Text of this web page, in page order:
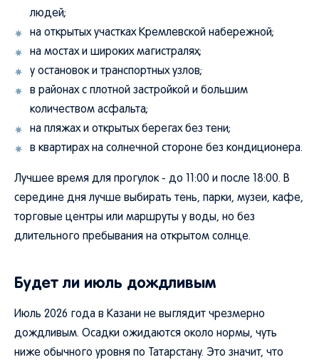
людей;
на открытых участках Кремлевской набережной;
на мостах и широких магистралях;
у остановок и транспортных узлов;
в районах с плотной застройкой и большим
количеством асфальта;
на пляжах и открытых берегах без тени;
в квартирах на солнечной стороне без кондиционера.
Лучшее время для прогулок - до 11:00 и после 18:00. В
середине дня лучше выбирать тень, парки, музеи, кафе,
торговые центры или маршруты у воды, но без
длительного пребывания на открытом солнце.
Будет ли июль дождливым
Июль 2026 года в Казани не выглядит чрезмерно
дождливым. Осадки ожидаются около нормы, чуть
ниже обычного уровня по Татарстану. Это значит, что